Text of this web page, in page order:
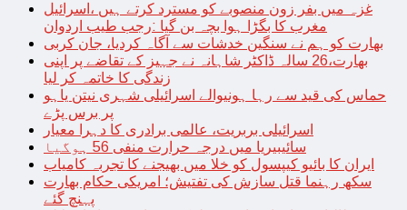
غزہ میں بفر زون منصوبے کو مسترد کرتے ہیں ،اسرائیل
مغرب کا بگڑا ہوا بچہ بن گیا :رجب طیب اردوان
بھارت کو ہم نے سنگین خدشات سے آگاہ کردیا، جان کربی
بھارت،26 سالہ ڈاکٹر شاہانہ نے جہیز کے تقاضے پر اپنی
زندگی کا خاتمہ کر لیا
حماس کی قید سے رہا ہونیوالے اسرائیلی شہری نیتن یاہو
پر برس پڑے
اسرائیلی بربریت، عالمی برادری کا دہرا معیار
سائیبیریا میں درجہ حرارت منفی 56 ہوگیا
ایران کا بائیو کیپسول کو خلا میں بھیجنے کا تجربہ کامیاب
سکھ رہنما قتل سازش کی تفتیش؛ امریکی حکام بھارت
پہنچ گئے